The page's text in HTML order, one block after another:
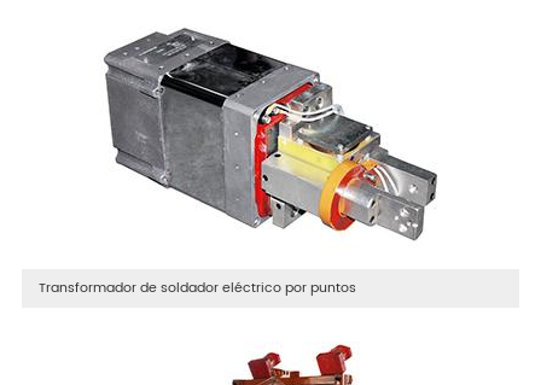
Transformador de soldador eléctrico por puntos